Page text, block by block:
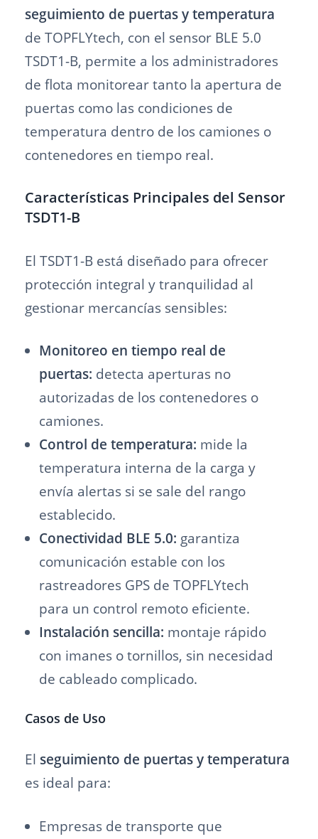
seguimiento de puertas y temperatura
de TOPFLYtech, con el sensor BLE 5.0
TSDT1-B, permite a los administradores
de flota monitorear tanto la apertura de
puertas como las condiciones de
temperatura dentro de los camiones o
contenedores en tiempo real.
Características Principales del Sensor
TSDT1-B
El TSDT1-B está diseñado para ofrecer
protección integral y tranquilidad al
gestionar mercancías sensibles:
Monitoreo en tiempo real de
puertas: detecta aperturas no
autorizadas de los contenedores o
camiones.
Control de temperatura: mide la
temperatura interna de la carga y
envía alertas si se sale del rango
establecido.
Conectividad BLE 5.0: garantiza
comunicación estable con los
rastreadores GPS de TOPFLYtech
para un control remoto eficiente.
Instalación sencilla: montaje rápido
con imanes o tornillos, sin necesidad
de cableado complicado.
Casos de Uso
El seguimiento de puertas y temperatura
es ideal para:
Empresas de transporte que